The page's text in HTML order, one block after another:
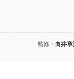
監修： 向井章